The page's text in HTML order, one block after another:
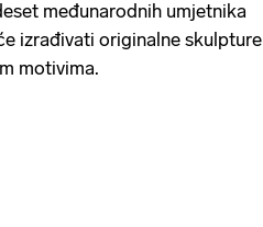
međunarodnih umjetnika
izrađivati originalne skulpture
motivima.